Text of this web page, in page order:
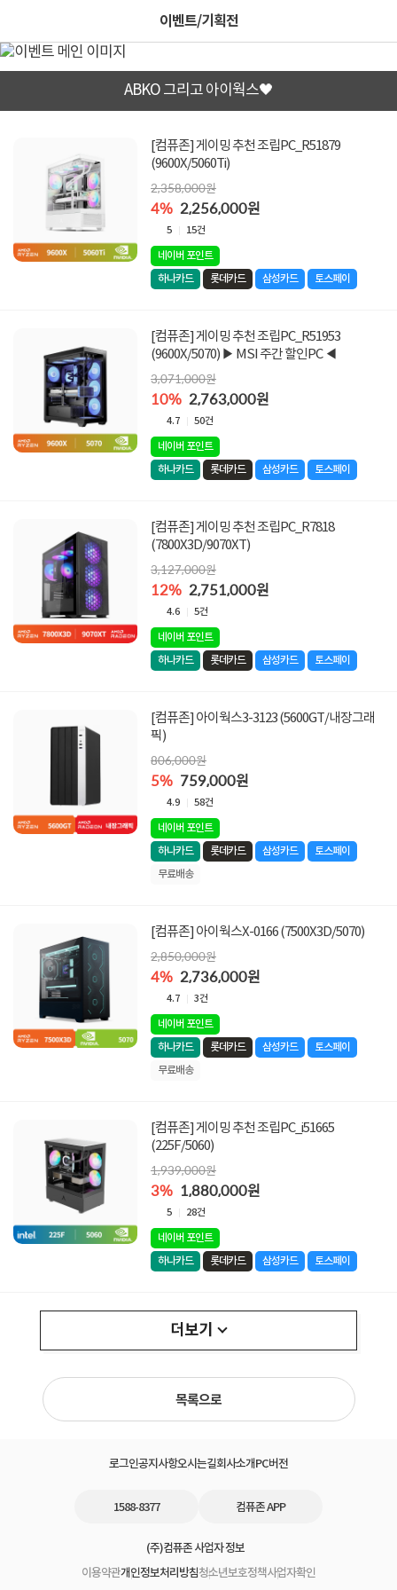
이벤트/기획전
ABKO 그리고 아이웍스🖤
[컴퓨존] 게이밍 추천 조립PC_R51879
(9600X/5060Ti)
2,358,000원
4% 2,256,000원
5 15건
네이버 포인트
하나카드
롯데카드 삼성카드 토스페이
[컴퓨존] 게이밍 추천 조립PC_R51953
(9600X/5070) ▶ MSI 주간 할인PC ◀
3,071,000원
10% 2,763,000원
4.7 50건
네이버 포인트
하나카드
롯데카드 삼성카드 토스페이
[컴퓨존] 게이밍 추천 조립PC_R7818
(7800X3D/9070XT)
3,127,000원
12% 2,751,000원
4.6 5건
네이버 포인트
하나카드
롯데카드 삼성카드 토스페이
[컴퓨존] 아이웍스3-3123 (5600GT/내장그래
픽)
806,000원
5% 759,000원
4.9 58건
네이버 포인트
하나카드
롯데카드 삼성카드
토스페이
무료배송
[컴퓨존] 아이웍스X-0166 (7500X3D/5070)
2,850,000원
4% 2,736,000원
4.7 3건
네이버 포인트
하나카드
롯데카드 삼성카드
토스페이
무료배송
[컴퓨존] 게이밍 추천 조립PC_i51665
(225F/5060)
1,939,000원
3% 1,880,000원
5 28건
네이버 포인트
하나카드
롯데카드 삼성카드 토스페이
더보기
목록으로
로그인공지사항오시는길회사소개PC버전
1588-8377 컴퓨존 APP
(주)컴퓨존 사업자 정보
이용약관개인정보처리방침청소년보호정책사업자확인